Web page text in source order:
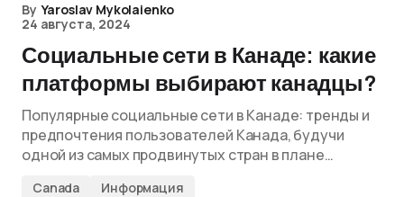
By Yaroslav Mykolaienko
24 августа, 2024
Социальные сети в Канаде: какие
платформы выбирают канадцы?
Популярные социальные сети в Канаде: тренды и
предпочтения пользователей Канада, будучи
одной из самых продвинутых стран в плане…
Canada Информация